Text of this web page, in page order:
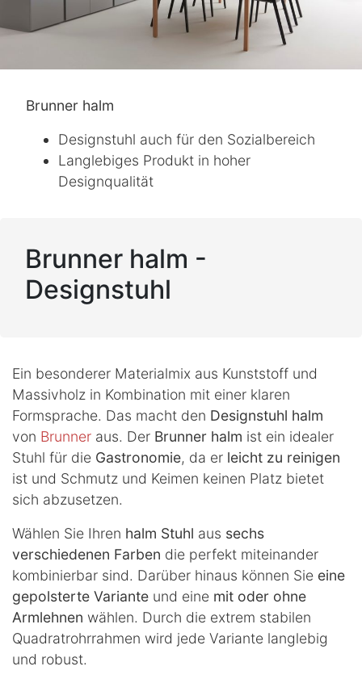
Brunner halm
Designstuhl auch für den Sozialbereich
Langlebiges Produkt in hoher
Designqualität
Brunner halm -
Designstuhl
Ein besonderer Materialmix aus Kunststoff und
Massivholz in Kombination mit einer klaren
Formsprache. Das macht den Designstuhl halm
von Brunner aus. Der Brunner halm ist ein idealer
Stuhl für die Gastronomie, da er leicht zu reinigen
ist und Schmutz und Keimen keinen Platz bietet
sich abzusetzen.
Wählen Sie Ihren halm Stuhl aus sechs
verschiedenen Farben die perfekt miteinander
kombinierbar sind. Darüber hinaus können Sie eine
gepolsterte Variante und eine mit oder ohne
Armlehnen wählen. Durch die extrem stabilen
Quadratrohrrahmen wird jede Variante langlebig
und robust.